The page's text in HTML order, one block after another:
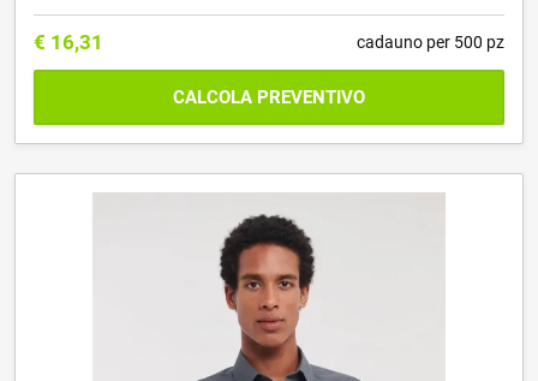
€ 16,31 cadauno per 500 pz
CALCOLA PREVENTIVO